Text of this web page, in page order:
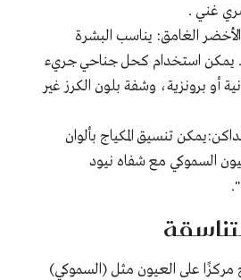
غني .
الأخضر الغامق: يناسب البشرة
يمكن استخدام كحل جناحي جريء
أو برونزية، وشفة بلون الكرز غير
تنسيق المكياج بألوان
السموكي مع شفاه نيود
مركزًا على العيون مثل (السموكي)